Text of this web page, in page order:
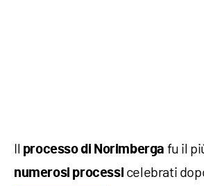
Il processo di Norimberga fu il
numerosi processi celebrati